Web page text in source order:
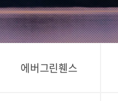
에버그린휀스